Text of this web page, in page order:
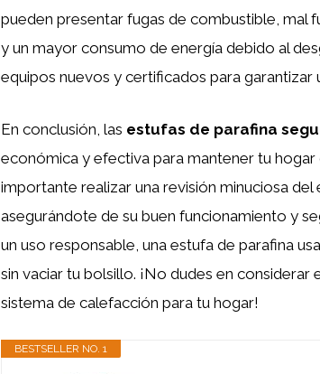
pueden presentar fugas de combustible, mal
y un mayor consumo de energía debido al
equipos nuevos y certificados para garantizar
En conclusión, las estufas de parafina
económica y efectiva para mantener tu
importante realizar una revisión minuciosa
asegurándote de su buen funcionamiento y
un uso responsable, una estufa de parafina
sin vaciar tu bolsillo. ¡No dudes en
sistema de calefacción para tu hogar!
BESTSELLER NO. 1